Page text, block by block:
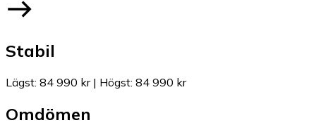
Stabil
Lägst: 84 990 kr| Högst: 84 990 kr
Omdömen